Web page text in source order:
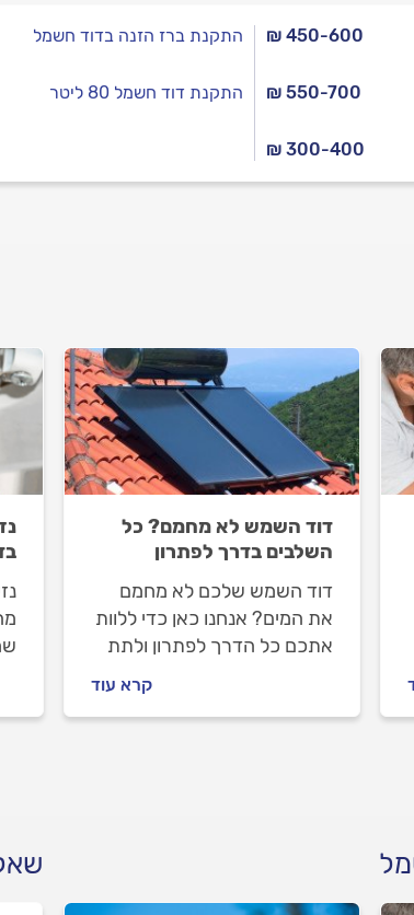
₪ 450-600
₪ 550-700
₪ 300-400
התקנת ברז הזנה בדוד חשמל
התקנת דוד חשמל 80 ליטר
דוד השמש לא מחמם? כל
השלבים בדרך לפתרון
דוד השמש שלכם לא מחמם
את המים? אנחנו כאן כדי ללוות
אתכם כל הדרך לפתרון ולתת
שמזמינים טכנאי דודי שמש
וכמה יעלה לכם התיקון? כל
קרא עוד